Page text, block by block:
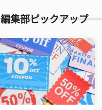
編集部ピックアップ